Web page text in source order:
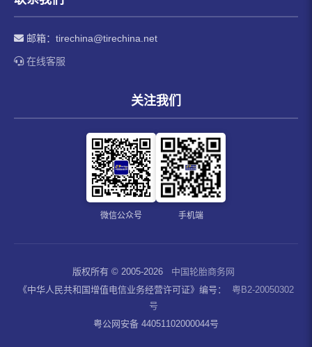
邮箱： tirechina@tirechina.net
在线客服
关注我们
微信公众号 手机端
版权所有 © 2005-2026
中国轮胎商务网
《中华人民共和国增值电信业务经营许可证》编号：
粤B2-20050302
号
粤公网安备 44051102000044号